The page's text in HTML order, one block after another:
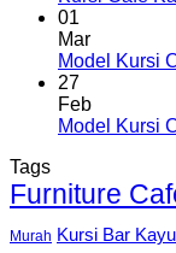
01
Mar
Model Kursi
27
Feb
Model Kursi
Tags
Furniture
Murah Kursi Bar